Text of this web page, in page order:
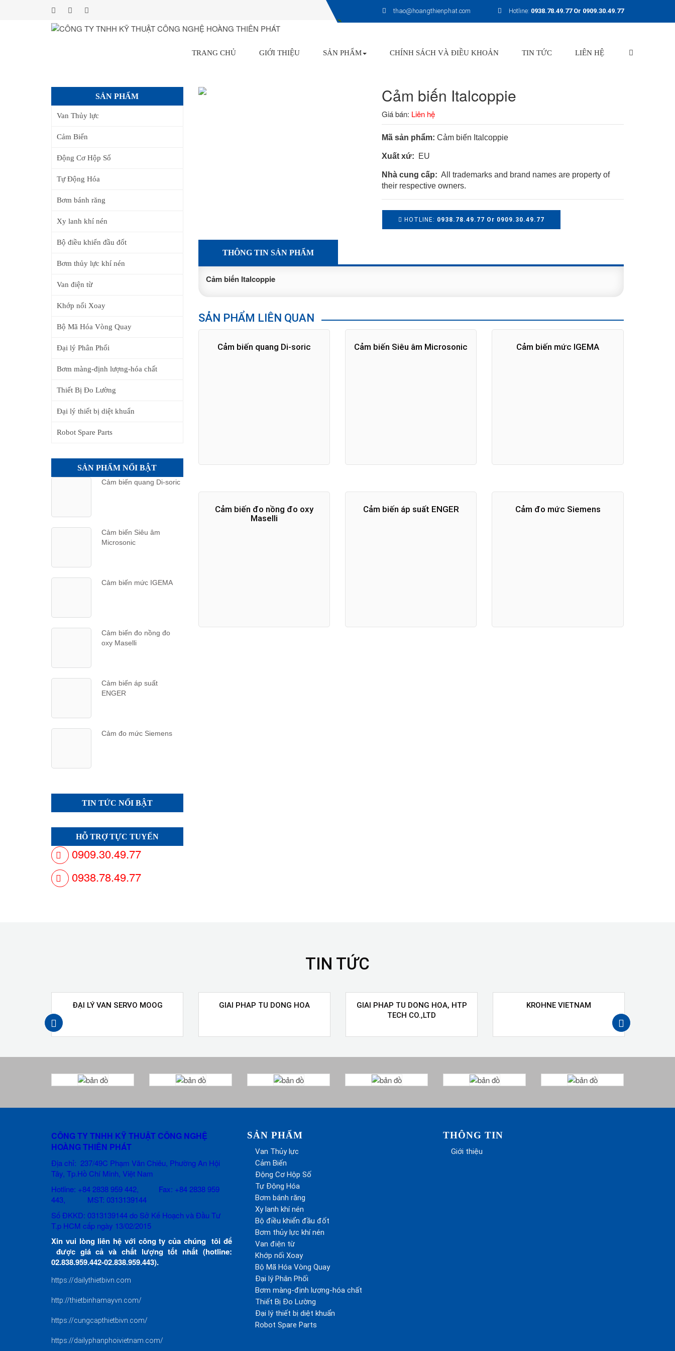
thao@hoangthienphat.com Hotline: 0938.78.49.77 Or 0909.30.49.77
TRANG CHỦ GIỚI THIỆU SẢN PHẨM CHÍNH SÁCH VÀ ĐIỀU KHOẢN TIN TỨC LIÊN HỆ
Cảm biến Italcoppie
Giá bán: Liên hệ
Mã sản phẩm:Cảm biến Italcoppie
Xuất xứ: EU
Nhà cung cấp: All trademarks and brand names are property of
their respective owners.
HOTLINE: 0938.78.49.77 Or 0909.30.49.77
THÔNG TIN SẢN PHẨM
Cảm biến Italcoppie
SẢN PHẨM LIÊN QUAN
Cảm biến quang Di-soric Cảm biến Siêu âm Microsonic Cảm biến mức IGEMA
Cảm biến đo nồng đo oxy
Maselli
Cảm biến áp suất ENGER Cảm đo mức Siemens
SẢN PHẨM
Van Thủy lực
Cảm Biến
Động Cơ Hộp Số
Tự Động Hóa
Bơm bánh răng
Xy lanh khí nén
Bộ điều khiển đầu đốt
Bơm thủy lực khí nén
Van điện từ
Khớp nối Xoay
Bộ Mã Hóa Vòng Quay
Đại lý Phân Phối
Bơm màng-định lượng-hóa chất
Thiết Bị Đo Lường
Đại lý thiết bị diệt khuẩn
Robot Spare Parts
SẢN PHẨM NỔI BẬT
Cảm biến quang Di-soric
Cảm biến Siêu âm
Microsonic
Cảm biến mức IGEMA
Cảm biến đo nồng đo
oxy Maselli
Cảm biến áp suất
ENGER
Cảm đo mức Siemens
TIN TỨC NỔI BẬT
HỖ TRỢ TỰC TUYẾN
0909.30.49.77
0938.78.49.77
TIN TỨC
ĐẠI LÝ VAN SERVO MOOG GIAI PHAP TU DONG HOA
GIAI PHAP TU DONG HOA, HTP
TECH CO.,LTD
KROHNE VIETNAM
prev
next
CÔNG TY TNHH KỸ THUẬT CÔNG NGHỆ
HOÀNG THIÊN PHÁT
Địa chỉ: 237/49C Phạm Văn Chiêu, Phường An Hội
Tây, Tp.Hồ Chí Minh, Việt Nam
Hotline: +84 2838 959 442, Fax: +84 2838 959
443, MST: 0313139144
Số ĐKKD: 0313139144 do Sở Kế Hoạch và Đầu Tư
T.p HCM cấp ngày 13/02/2015
Xin vui lòng liên hệ với công ty của chúng tôi để
được giá cả và chất lượng tốt nhất (hotline:
02.838.959.442-02.838.959.443).
https://dailythietbivn.com
http://thietbinhamayvn.com/
https://cungcapthietbivn.com/
https://dailyphanphoivietnam.com/
SẢN PHẨM
Van Thủy lực
Cảm Biến
Động Cơ Hộp Số
Tự Động Hóa
Bơm bánh răng
Xy lanh khí nén
Bộ điều khiển đầu đốt
Bơm thủy lực khí nén
Van điện từ
Khớp nối Xoay
Bộ Mã Hóa Vòng Quay
Đại lý Phân Phối
Bơm màng-định lượng-hóa chất
Thiết Bị Đo Lường
Đại lý thiết bị diệt khuẩn
Robot Spare Parts
THÔNG TIN
Giới thiệu